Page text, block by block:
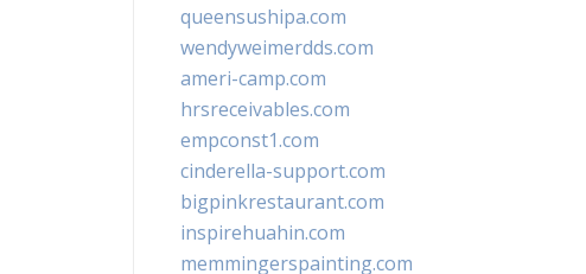
queensushipa.com
wendyweimerdds.com
ameri-camp.com
hrsreceivables.com
empconst1.com
cinderella-support.com
bigpinkrestaurant.com
inspirehuahin.com
memmingerspainting.com